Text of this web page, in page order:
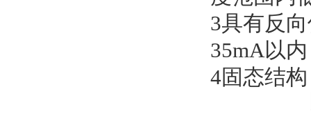
3具有反
35mA以
4固态结